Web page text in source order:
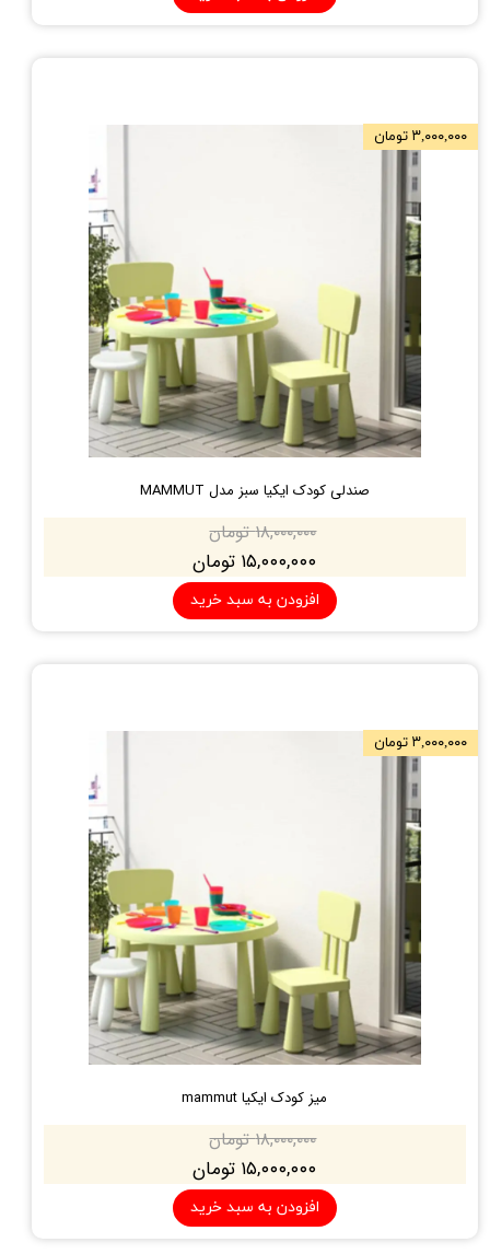
صندلی کودک ایکیا سبز مدل MAMMUT
۱۸,۰۰۰,۰۰۰ تومان
۱۵,۰۰۰,۰۰۰ تومان
افزودن به سبد خرید
۳,۰۰۰,۰۰۰ تومان
میز کودک ایکیا mammut
۱۸,۰۰۰,۰۰۰ تومان
۱۵,۰۰۰,۰۰۰ تومان
افزودن به سبد خرید
۳,۰۰۰,۰۰۰ تومان